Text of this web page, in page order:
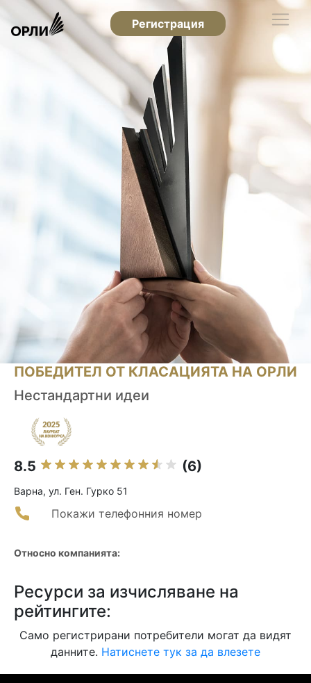
Регистрация
ПОБЕДИТЕЛ ОТ КЛАСАЦИЯТА НА ОРЛИ
Нестандартни идеи
8.5 (6)
Варна, ул. Ген. Гурко 51
Покажи телефонния номер
Относно компанията:
Ресурси за изчисляване на
рейтингите:
Само регистрирани потребители могат да видят
данните. Натиснете тук за да влезете